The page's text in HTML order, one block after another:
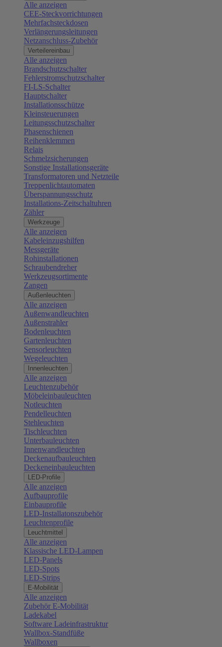
Alle anzeigen
CEE-Steckvorrichtungen
Mehrfachsteckdosen
Verlängerungsleitungen
Netzanschluss-Zubehör
Verteilereinbau
Alle anzeigen
Brandschutzschalter
Fehlerstromschutzschalter
FI-LS-Schalter
Hauptschalter
Installationsschütze
Kleinsteuerungen
Leitungsschutzschalter
Phasenschienen
Reihenklemmen
Relais
Schmelzsicherungen
Sonstige Installationsgeräte
Transformatoren und Netzteile
Treppenlichtautomaten
Überspannungsschutz
Installations-Zeitschaltuhren
Zähler
Werkzeuge
Alle anzeigen
Kabeleinzugshilfen
Messgeräte
Rohinstallationen
Schraubendreher
Werkzeugsortimente
Zangen
Außenleuchten
Alle anzeigen
Außenwandleuchten
Außenstrahler
Bodenleuchten
Gartenleuchten
Sensorleuchten
Wegeleuchten
Innenleuchten
Alle anzeigen
Leuchtenzubehör
Möbeleinbauleuchten
Notleuchten
Pendelleuchten
Stehleuchten
Tischleuchten
Unterbauleuchten
Innenwandleuchten
Deckenaufbauleuchten
Deckeneinbauleuchten
LED-Profile
Alle anzeigen
Aufbauprofile
Einbauprofile
LED-Installatonszubehör
Leuchtenprofile
Leuchtmittel
Alle anzeigen
Klassische LED-Lampen
LED-Panels
LED-Spots
LED-Strips
E-Mobilität
Alle anzeigen
Zubehör E-Mobilität
Ladekabel
Software Ladeinfrastruktur
Wallbox-Standfüße
Wallboxen